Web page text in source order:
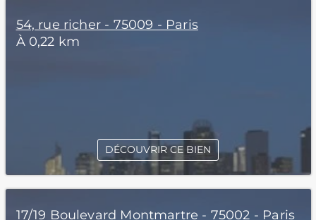
54, rue richer - 75009 - Paris
À 0,22 km
DÉCOUVRIR CE BIEN
17/19 Boulevard Montmartre - 75002 - Paris